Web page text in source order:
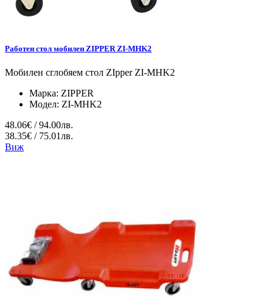
Работен стол мобилен ZIPPER ZI-MHK2
Мобилен сглобяем стол ZIpper ZI-MHK2
Марка: ZIPPER
Модел: ZI-MHK2
48.06€ / 94.00лв.
38.35€ / 75.01лв.
Виж